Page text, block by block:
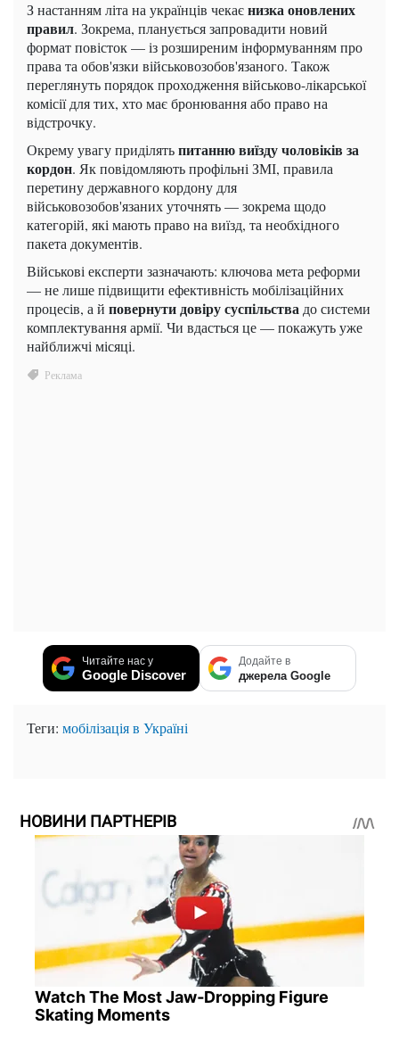
З настанням літа на українців чекаєнизка оновлених
правил. Зокрема, планується запровадити новий
формат повісток — із розширеним інформуванням про
права та обов'язки військовозобов'язаного. Також
переглянуть порядок проходження військово-лікарської
комісії для тих, хто має бронювання або право на
відстрочку.
Окрему увагу приділятьпитанню виїзду чоловіків за
кордон. Як повідомляють профільні ЗМІ, правила
перетину державного кордону для
військовозобов'язаних уточнять — зокрема щодо
категорій, які мають право на виїзд, та необхідного
пакета документів.
Військові експерти зазначають: ключова мета реформи
— не лише підвищити ефективність мобілізаційних
процесів, а й повернути довіру суспільства до системи
комплектування армії. Чи вдасться це — покажуть уже
найближчі місяці.
Читайте нас у
Google Discover
Додайте в
джерела Google
Теги: мобілізація в Україні
НОВИНИ ПАРТНЕРІВ
Watch The Most Jaw‑Dropping Figure
Skating Moments